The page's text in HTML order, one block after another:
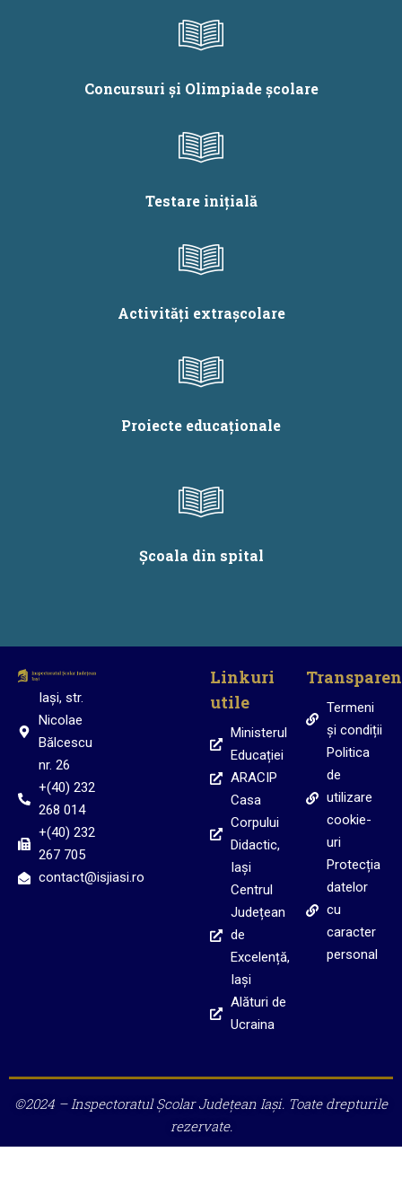
Concursuri și Olimpiade școlare
Testare inițială
Activități extrașcolare
Proiecte educaționale
Școala din spital
Iași, str.
Nicolae
Bălcescu
nr. 26
+(40) 232
268 014
+(40) 232
267 705
contact@isjiasi.ro
Linkuri
utile
Ministerul
Educației
ARACIP
Casa
Corpului
Didactic,
Iași
Centrul
Județean
de
Excelență,
Iași
Alături de
Ucraina
Termeni
și condiții
Politica
de
utilizare
cookie-
uri
Protecția
datelor
cu
caracter
personal
©2024 – Inspectoratul Școlar Județean Iași. Toate drepturile
rezervate.